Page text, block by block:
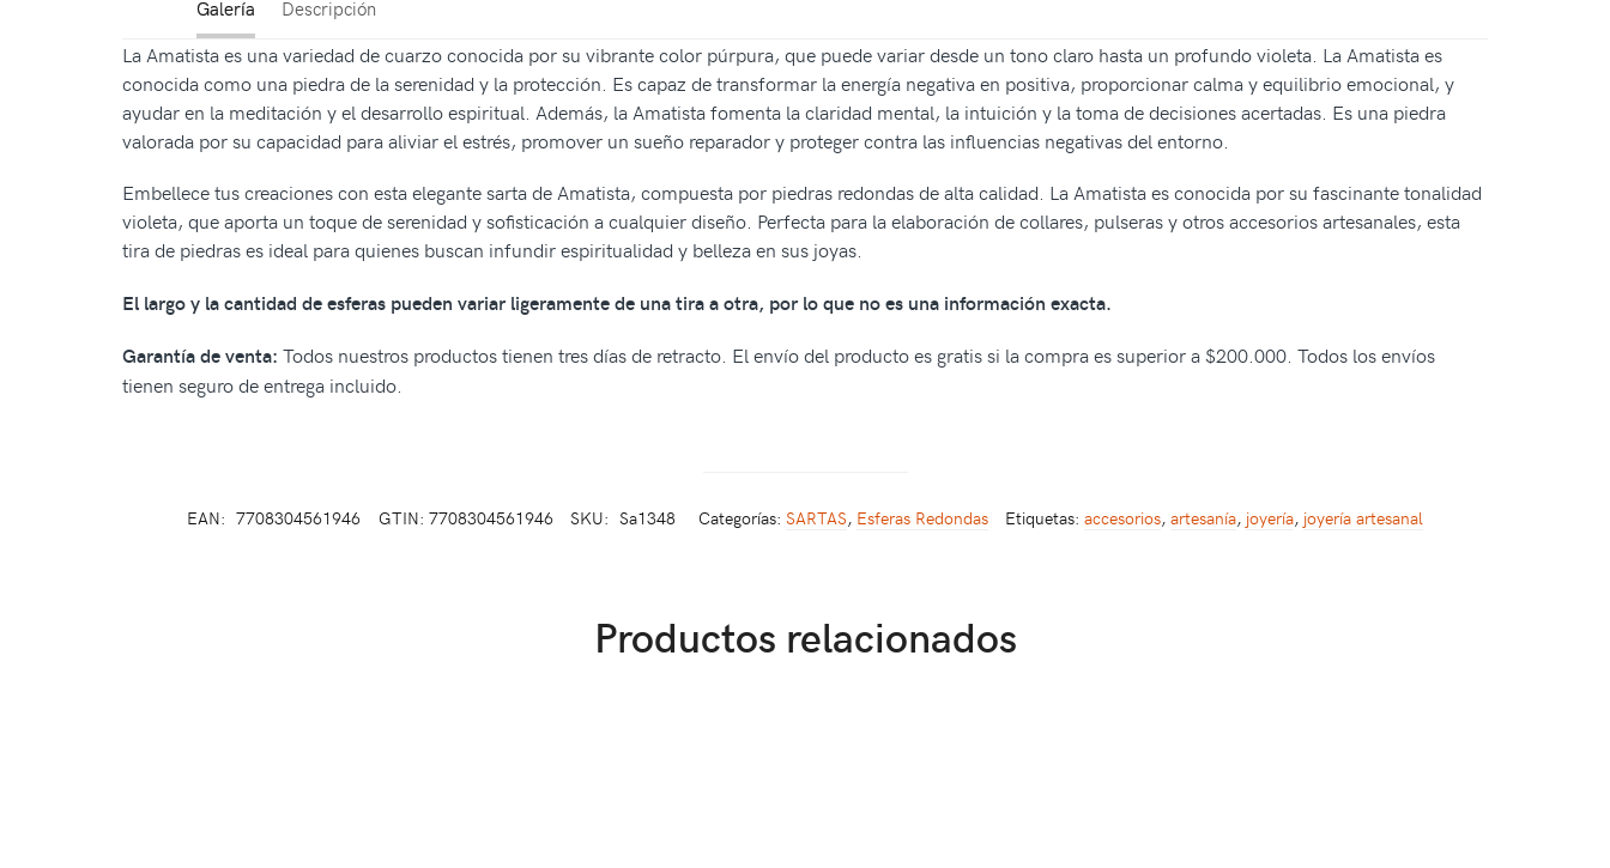
Galería Descripción
La Amatista es una variedad de cuarzo conocida por su vibrante color púrpura, que puede variar desde un tono claro hasta un profundo violeta. La Amatista es
conocida como una piedra de la serenidad y la protección. Es capaz de transformar la energía negativa en positiva, proporcionar calma y equilibrio emocional, y
ayudar en la meditación y el desarrollo espiritual. Además, la Amatista fomenta la claridad mental, la intuición y la toma de decisiones acertadas. Es una piedra
valorada por su capacidad para aliviar el estrés, promover un sueño reparador y proteger contra las influencias negativas del entorno.
Embellece tus creaciones con esta elegante sarta de Amatista, compuesta por piedras redondas de alta calidad. La Amatista es conocida por su fascinante tonalidad
violeta, que aporta un toque de serenidad y sofisticación a cualquier diseño. Perfecta para la elaboración de collares, pulseras y otros accesorios artesanales, esta
tira de piedras es ideal para quienes buscan infundir espiritualidad y belleza en sus joyas.
El largo y la cantidad de esferas pueden variar ligeramente de una tira a otra, por lo que no es una información exacta.
Garantía de venta: Todos nuestros productos tienen tres días de retracto. El envío del producto es gratis si la compra es superior a $200.000. Todos los envíos
tienen seguro de entrega incluido.
EAN: 7708304561946 GTIN: 7708304561946 SKU: Sa1348 Categorías: SARTAS, Esferas Redondas Etiquetas: accesorios, artesanía, joyería, joyería artesanal
Productos relacionados